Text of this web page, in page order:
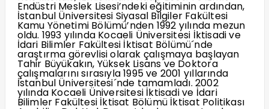
Endüstri Meslek Lisesi’ndeki eğitiminin ardından,
İstanbul Üniversitesi Siyasal Bilgiler Fakültesi
Kamu Yönetimi Bölümü’nden 1992 yılında mezun
oldu. 1993 yılında Kocaeli Üniversitesi İktisadi ve
İdari Bilimler Fakültesi İktisat Bölümü´nde
araştırma görevlisi olarak çalışmaya başlayan
Tahir Büyükakın, Yüksek Lisans ve Doktora
çalışmalarını sırasıyla 1995 ve 2001 yıllarında
İstanbul Üniversitesi´nde tamamladı. 2002
yılında Kocaeli Üniversitesi İktisadi ve İdari
Bilimler Fakültesi İktisat Bölümü İktisat Politikası